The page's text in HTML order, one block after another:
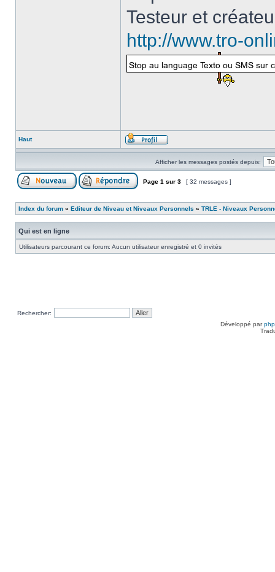
Testeur et
http://www.tro-
Haut
Afficher les messages postés depuis:
Page 1 sur 3 [ 32 messages ]
Index du forum » Editeur de Niveau et Niveaux Personnels » TRLE - Niveaux
Qui est en ligne
Utilisateurs parcourant ce forum: Aucun utilisateur enregistré et 0 invités
Rechercher:
Développé par